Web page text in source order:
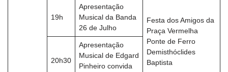
19h
Apresentação
Musical da Banda
26 de Julho
Festa dos Amigos da
Praça Vermelha
Ponte de Ferro
Demisthóclides
Baptista
20h30
Apresentação
Musical de Edgard
Pinheiro convida